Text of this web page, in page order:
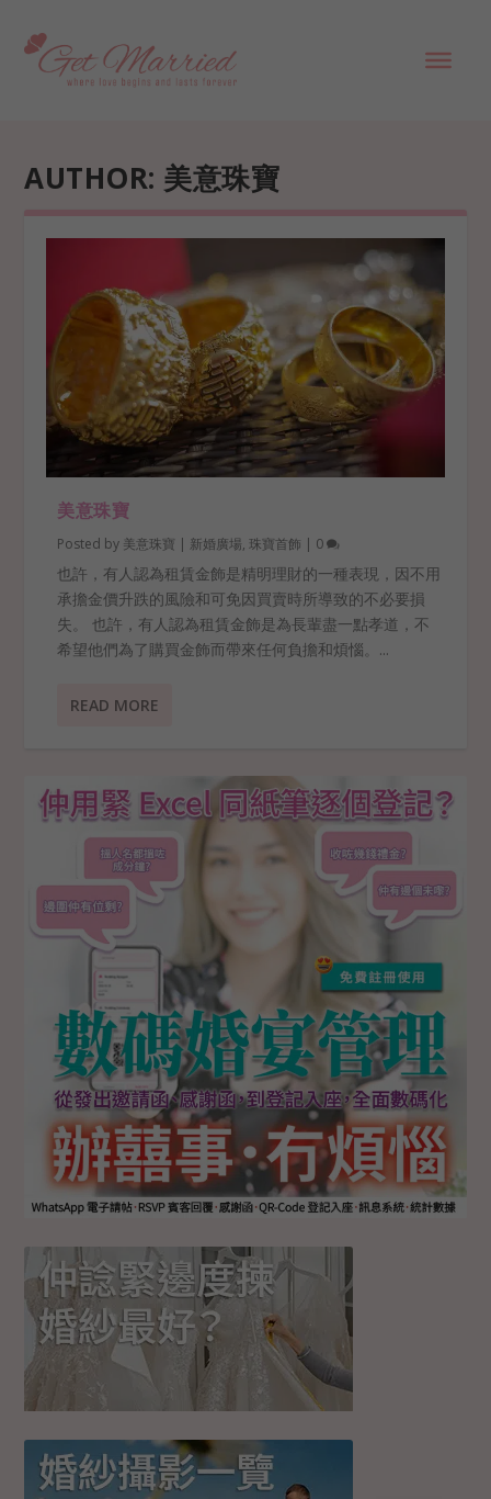
AUTHOR: 美意珠寶
美意珠寶
Posted by 美意珠寶 | 新婚廣場,珠寶首飾 | 0
也許，有人認為租賃金飾是精明理財的一種表現，因不用
承擔金價升跌的風險和可免因買賣時所導致的不必要損
失。 也許，有人認為租賃金飾是為長輩盡一點孝道，不
希望他們為了購買金飾而帶來任何負擔和煩惱。...
READ MORE